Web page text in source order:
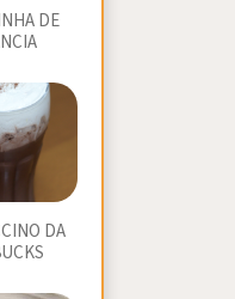
DE
DA